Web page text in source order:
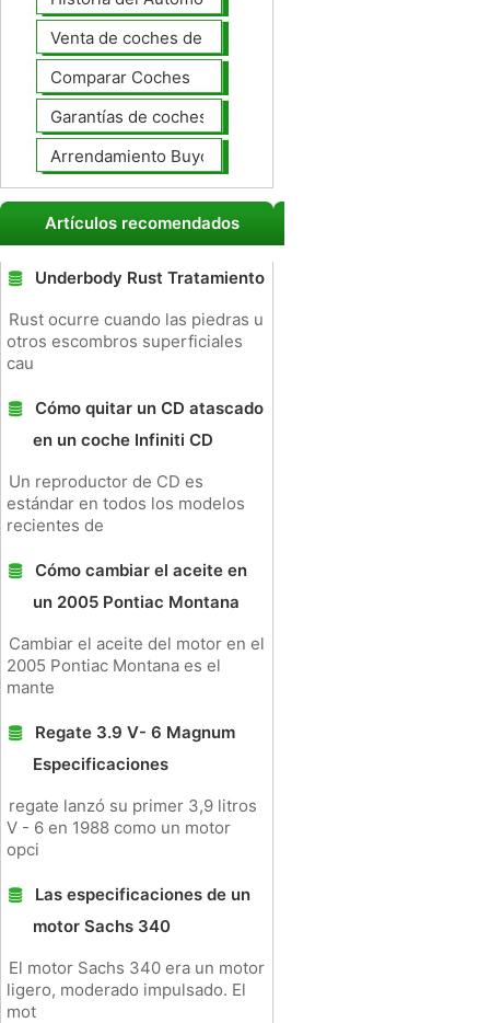
Venta de coches de lujo
Comparar Coches
Garantías de coches ampliado
Arrendamiento Buyout
Artículos recomendados
Underbody Rust Tratamiento
Rust ocurre cuando las piedras u
otros escombros superficiales
cau
Cómo quitar un CD atascado
en un coche Infiniti CD
Un reproductor de CD es
estándar en todos los modelos
recientes de
Cómo cambiar el aceite en
un 2005 Pontiac Montana
Cambiar el aceite del motor en el
2005 Pontiac Montana es el
mante
Regate 3.9 V- 6 Magnum
Especificaciones
regate lanzó su primer 3,9 litros
V - 6 en 1988 como un motor
opci
Las especificaciones de un
motor Sachs 340
El motor Sachs 340 era un motor
ligero, moderado impulsado. El
mot